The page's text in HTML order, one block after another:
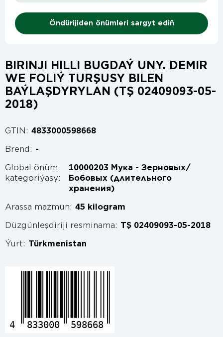
Öndürijiden önümleri sargyt ediň
BIRINJI HILLI BUGDAÝ UNY. DEMIR
WE FOLIÝ TURŞUSY BILEN
BAÝLAŞDYRYLAN (TŞ 02409093-05-
2018)
GTIN: 4833000598668
Brend: -
Global önüm
kategoriýasy:
10000203 Мука - Зерновых/
Бобовых (длительного
хранения)
Arassa mazmun: 45 kilogram
Düzgünleşdiriji resminama: TŞ 02409093-05-2018
Ýurt: Türkmenistan
4 833000 598668